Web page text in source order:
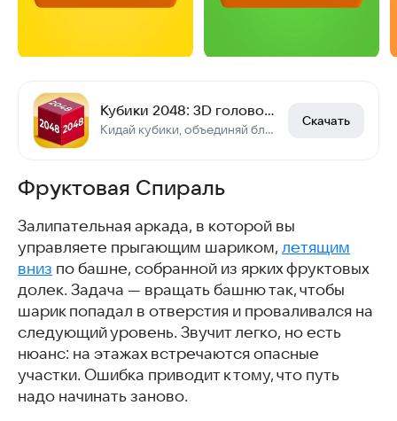
Кубики 2048: 3D головоломка
Кидай кубики, объединяй блоки, получи 2048! Ныряй в головоломки с цифрами!
Скачать
Фруктовая Спираль
Залипательная аркада, в которой вы
управляете прыгающим шариком, летящим
вниз по башне, собранной из ярких фруктовых
долек. Задача — вращать башню так, чтобы
шарик попадал в отверстия и проваливался на
следующий уровень. Звучит легко, но есть
нюанс: на этажах встречаются опасные
участки. Ошибка приводит к тому, что путь
надо начинать заново.